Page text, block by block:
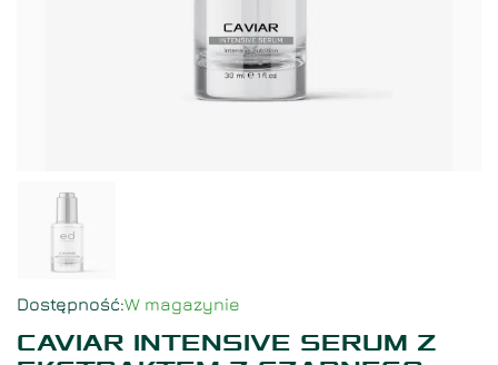
Dostępność:W magazynie
CAVIAR INTENSIVE SERUM Z